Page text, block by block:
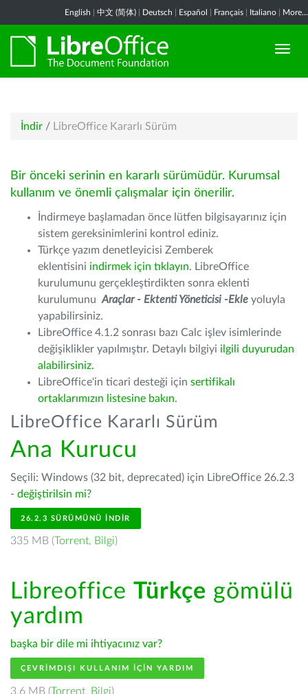
English 中文 (简体) Deutsch Español Français Italiano More...
İndir / LibreOffice Kararlı Sürüm
Bir önceki serinin en kararlı sürümüdür. Kurumsal
kullanım ve önemli çalışmalar için önerilir.
İndirmeye başlamadan önce lütfen bilgisayarınız için
sistem gereksinimlerini kontrol ediniz.
Türkçe yazım denetleyicisi Zemberek
eklentisini indirmek için tıklayın. LibreOffice
kurulumunu gerçekleştirdikten sonra eklenti
kurulumunu Araçlar - Ektenti Yöneticisi -Ekle yoluyla
yapabilirsiniz.
LibreOffice 4.1.2 sonrası bazı Calc işlev isimlerinde
değişiklikler yapılmıştır. Detaylı bilgiyi ilgili duyurudan
alabilirsiniz.
LibreOffice'in ticari desteği için sertifikalı
ortaklarımızın listesine bakın.
LibreOffice Kararlı Sürüm
Ana Kurucu
Seçili: Windows (32 bit, deprecated) için LibreOffice 26.2.3
- değiştirilsin mi?
26.2.3 SÜRÜMÜNÜ İNDIR
335 MB (Torrent, Bilgi)
Libreoffice Türkçe gömülü
yardım
başka bir dile mi ihtiyacınız var?
ÇEVRIMDIŞI KULLANIM IÇIN YARDIM
3.6 MB (Torrent, Bilgi)